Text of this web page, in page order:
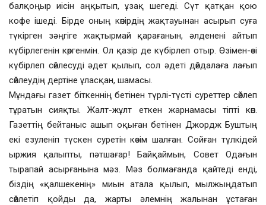
балқоңыр иісін аңқытып, ұзақ шегеді. Сүт қатқан қою
кофе ішеді. Бірде оның көпірдің жақтауынан асырып суға
түкірген зәңгіге жақтырмай қарағанын, әлденені айтып
күбірлегенін көргенмін. Ол қазір де күбірлеп отыр. Өзімен-өзі
күбірлеп сөйлесуді әдет қылып, сол әдеті дөйдалаға лағып
сөйлеудің дертіне ұласқан, шамасы.
Мұндағы газет біткеннің бетінен түрлі-түсті суреттер сөйлеп
тұратын сияқты. Жалт-жұлт еткен жарнамасы тіпті көп.
Газеттің бейтаныс ашып оқыған бетінен Джордж Буштың
екі езуленіп түскен суретін көзім шалған. Сойған түлкідей
ыржия қалыпты, пәтшағар! Байқаймын, Совет Одағын
тырапай асырғанына мәз. Мәз болмағанда қайтеді енді,
біздің «қалшекенің» миын атала қылып, мылжыңдатып
сөйлетіп қойды да, жарты әлемнің жалынан ұстаған